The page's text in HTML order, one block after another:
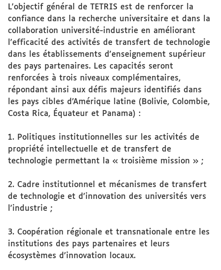
L'objectif général de TETRIS est de renforcer la
confiance dans la recherche universitaire et dans la
collaboration université-industrie en améliorant
l'efficacité des activités de transfert de technologie
dans les établissements d'enseignement supérieur
des pays partenaires. Les capacités seront
renforcées à trois niveaux complémentaires,
répondant ainsi aux défis majeurs identifiés dans
les pays cibles d’Amérique latine (Bolivie, Colombie,
Costa Rica, Équateur et Panama) :
1. Politiques institutionnelles sur les activités de
propriété intellectuelle et de transfert de
technologie permettant la « troisième mission » ;
2. Cadre institutionnel et mécanismes de transfert
de technologie et d'innovation des universités vers
l'industrie ;
3. Coopération régionale et transnationale entre les
institutions des pays partenaires et leurs
écosystèmes d'innovation locaux.